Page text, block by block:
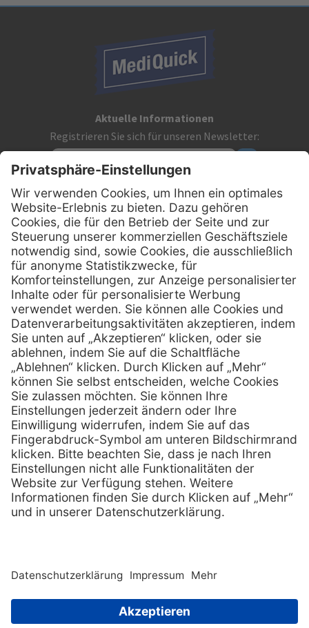
Aktuelle Informationen
Registrieren Sie sich für unseren Newsletter:
Kontakt
MediQuick Arzt- und Krankenhausbedarfshandel GmbH
Hans-Wunderlich-Straße 7
D-49078 Osnabrück
Telefon:0800 - 633 43 66
E-Mail: info @ mediquick.de
Services
Serviceversprechen
Sprechstundenbedarf
Retoure anmelden
Hilfe
FAQs
Kontakt
Lob & Kritik
Zertifikat Rechtliches
AGB
Impressum
Datenschutz
Copyright © 2026 MediQuick Arzt-